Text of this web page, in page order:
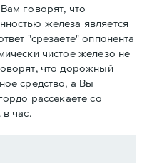
говорят, что
железа является
"срезаете" оппонента
чистое железо не
что дорожный
средство, а Вы
рассекаете со
час.